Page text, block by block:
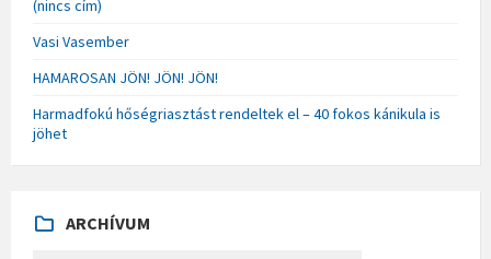
(nincs cím)
Vasi Vasember
HAMAROSAN JÖN! JÖN! JÖN!
Harmadfokú hőségriasztást rendeltek el – 40 fokos kánikula is
jöhet
ARCHÍVUM